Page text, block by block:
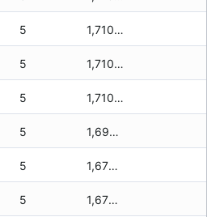
5 1,710 zł
5 1,710 zł
5 1,710 zł
5 1,690 zł
5 1,670 zł
5 1,670 zł